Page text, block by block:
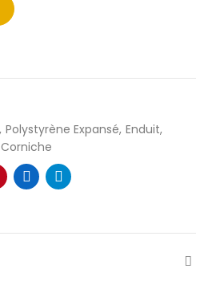
Polystyrène Expansé Enduit
Corniche